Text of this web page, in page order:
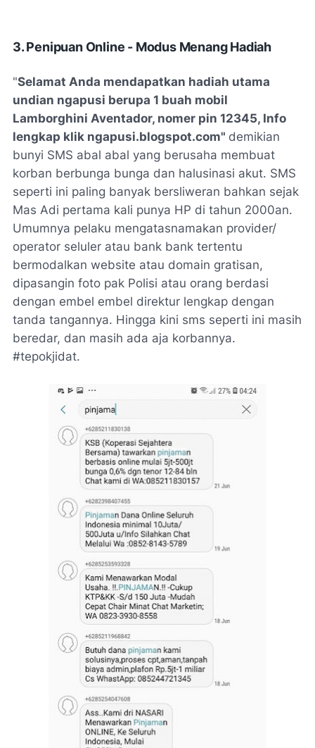
3. Penipuan Online - Modus Menang Hadiah
"Selamat Anda mendapatkan hadiah utama
undian ngapusi berupa 1 buah mobil
Lamborghini Aventador, nomer pin 12345, Info
lengkap klik ngapusi.blogspot.com" demikian
bunyi SMS abal abal yang berusaha membuat
korban berbunga bunga dan halusinasi akut. SMS
seperti ini paling banyak bersliweran bahkan sejak
Mas Adi pertama kali punya HP di tahun 2000an.
Umumnya pelaku mengatasnamakan provider/
operator seluler atau bank bank tertentu
bermodalkan website atau domain gratisan,
dipasangin foto pak Polisi atau orang berdasi
dengan embel embel direktur lengkap dengan
tanda tangannya. Hingga kini sms seperti ini masih
beredar, dan masih ada aja korbannya.
#tepokjidat.